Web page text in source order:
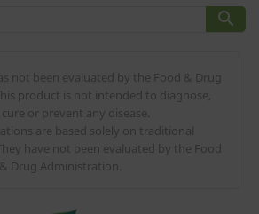

not been evaluated by the Food & Drug
product is not intended to diagnose,
or prevent any disease.
are based solely on traditional
have not been evaluated by the Food
& Drug Administration.